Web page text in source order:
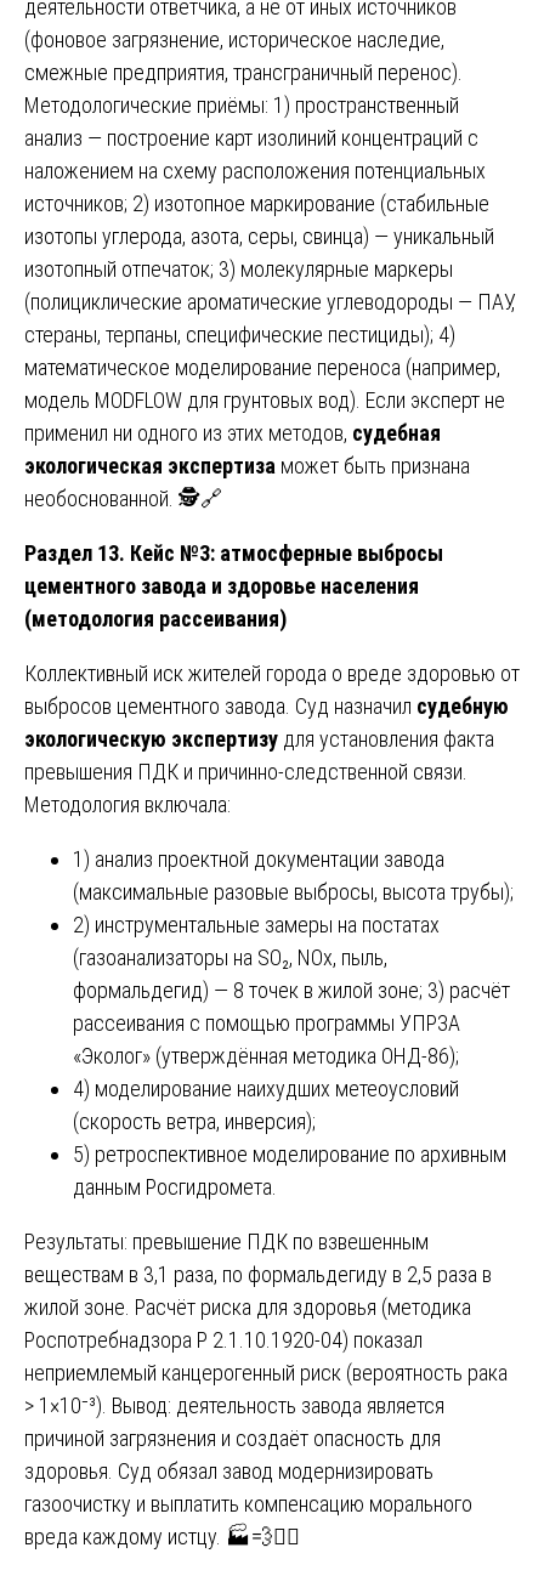
деятельности ответчика, а не от иных источников
(фоновое загрязнение, историческое наследие,
смежные предприятия, трансграничный перенос).
Методологические приёмы: 1) пространственный
анализ — построение карт изолиний концентраций с
наложением на схему расположения потенциальных
источников; 2) изотопное маркирование (стабильные
изотопы углерода, азота, серы, свинца) — уникальный
изотопный отпечаток; 3) молекулярные маркеры
(полициклические ароматические углеводороды — ПАУ,
стераны, терпаны, специфические пестициды); 4)
математическое моделирование переноса (например,
модель MODFLOW для грунтовых вод). Если эксперт не
применил ни одного из этих методов, судебная
экологическая экспертиза может быть признана
необоснованной. 🕵️🔗
Раздел 13. Кейс №3: атмосферные выбросы
цементного завода и здоровье населения
(методология рассеивания)
Коллективный иск жителей города о вреде здоровью от
выбросов цементного завода. Суд назначил судебную
экологическую экспертизу для установления факта
превышения ПДК и причинно-следственной связи.
Методология включала:
1) анализ проектной документации завода
(максимальные разовые выбросы, высота трубы);
2) инструментальные замеры на постатах
(газоанализаторы на SO₂, NOx, пыль,
формальдегид) — 8 точек в жилой зоне; 3) расчёт
рассеивания с помощью программы УПРЗА
«Эколог» (утверждённая методика ОНД-86);
4) моделирование наихудших метеоусловий
(скорость ветра, инверсия);
5) ретроспективное моделирование по архивным
данным Росгидромета.
Результаты: превышение ПДК по взвешенным
веществам в 3,1 раза, по формальдегиду в 2,5 раза в
жилой зоне. Расчёт риска для здоровья (методика
Роспотребнадзора Р 2.1.10.1920-04) показал
неприемлемый канцерогенный риск (вероятность рака
> 1×10⁻³). Вывод: деятельность завода является
причиной загрязнения и создаёт опасность для
здоровья. Суд обязал завод модернизировать
газоочистку и выплатить компенсацию морального
вреда каждому истцу. 🏭💨🧑‍⚕️